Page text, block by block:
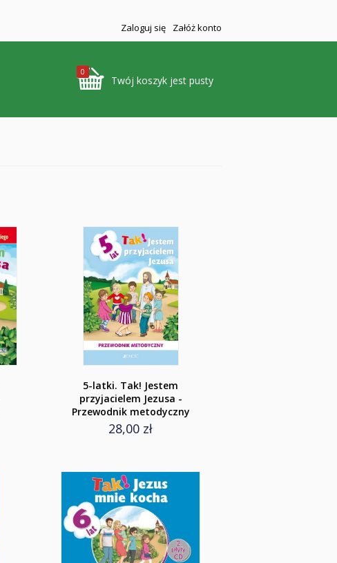
Zaloguj się Załóż konto
0
Twój koszyk jest pusty
5-latki. Tak! Jestem
przyjacielem Jezusa -
Przewodnik metodyczny
28,00 zł